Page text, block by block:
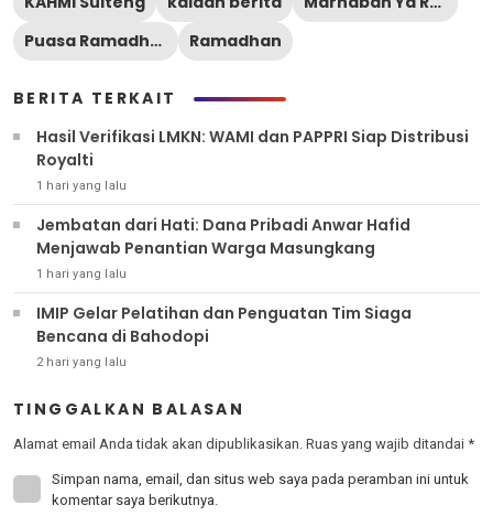
Puasa Ramadhan
Ramadhan
BERITA TERKAIT
Hasil Verifikasi LMKN: WAMI dan PAPPRI Siap Distribusi
Royalti
1 hari yang lalu
Jembatan dari Hati: Dana Pribadi Anwar Hafid
Menjawab Penantian Warga Masungkang
1 hari yang lalu
IMIP Gelar Pelatihan dan Penguatan Tim Siaga
Bencana di Bahodopi
2 hari yang lalu
TINGGALKAN BALASAN
Alamat email Anda tidak akan dipublikasikan. Ruas yang wajib ditandai *
Simpan nama, email, dan situs web saya pada peramban ini untuk
komentar saya berikutnya.